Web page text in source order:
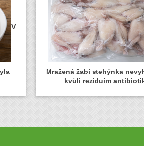
V
Mražená žabí stehýnka
kvůli reziduím